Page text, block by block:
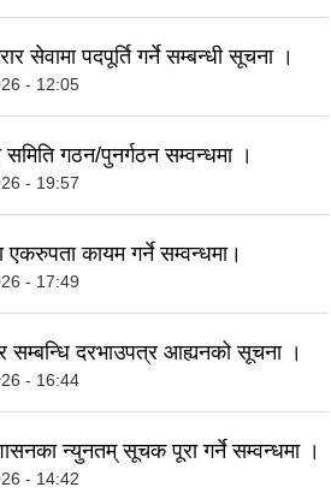
सेवामा पदपूर्ति गर्ने सम्बन्धी सूचना ।
- 12:05
समिति गठन/पुनर्गठन सम्वन्धमा ।
- 19:57
एकरुपता कायम गर्ने सम्वन्धमा।
- 17:49
सम्बन्धि दरभाउपत्र आह्यनको सूचना ।
- 16:44
न्युनतम् सूचक पूरा गर्ने सम्वन्धमा ।
- 14:42